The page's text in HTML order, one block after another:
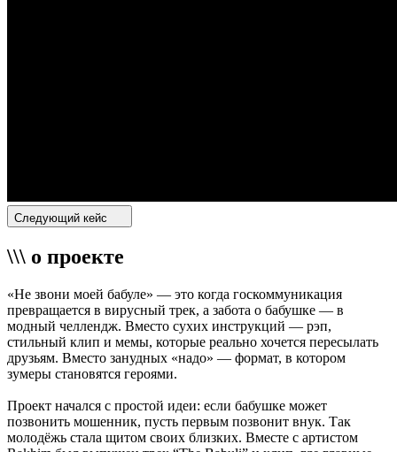
Следующий кейс
\\\ о проекте
«Не звони моей бабуле» — это когда госкоммуникация
превращается в вирусный трек, а забота о бабушке — в
модный челлендж. Вместо сухих инструкций — рэп,
стильный клип и мемы, которые реально хочется пересылать
друзьям. Вместо занудных «надо» — формат, в котором
зумеры становятся героями.
Проект начался с простой идеи: если бабушке может
позвонить мошенник, пусть первым позвонит внук. Так
молодёжь стала щитом своих близких. Вместе с артистом